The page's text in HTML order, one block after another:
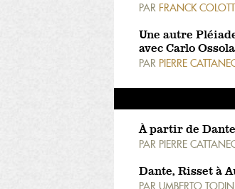
PAR FRANCK
Une autre
avec Carlo Ossola
PAR PIERRE
À partir de Dante
PAR PIERRE
Dante, Risset à
PAR UMBERTO